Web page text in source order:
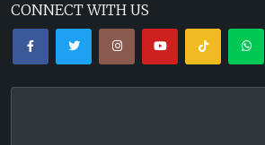
CONNECT WITH US